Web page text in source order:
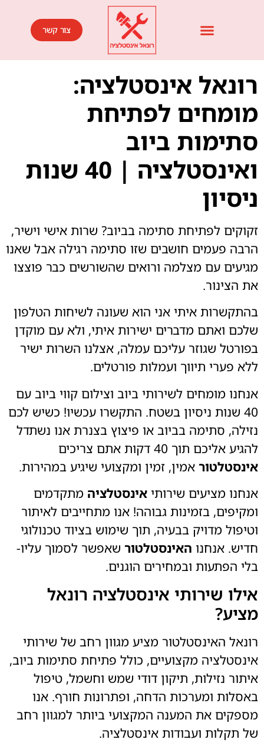
צור קשר
רונאל אינסטלציה:
מומחים לפתיחת
סתימות ביוב
ואינסטלציה | 40 שנות
ניסיון
זקוקים לפתיחת סתימה בביוב? שרות אישי וישיר,
הרבה פעמים חושבים שזו סתימה רגילה אבל שאנו
מגיעים עם מצלמה ורואים שהשורשים כבר פוצצו
את הצינור.
בהתקשרות איתי אני הוא שעונה לשיחות הטלפון
שלכם ואתם מדברים ישירות איתי, ולא עם מוקדן
בפורטל שגוזר עליכם עמלה, אצלנו השרות ישיר
ללא פערי תיווך ועמלות פורטלים.
אנחנו מומחים לשירותי ביוב וצילום קווי ביוב עם
40 שנות ניסיון בשטח. התקשרו עכשיו! כשיש לכם
נזילה, סתימה בביוב או פיצוץ בצנרת אנו נשתדל
להגיע אליכם תוך 40 דקות אתם צריכים
אינסטלטור אמין, זמין ומקצועי שיגיע במהירות.
אנחנו מציעים שירותי אינסטלציה מתקדמים
ומקיפים, בזמינות גבוהה! אנו מתחייבים לאיתור
וטיפול מדויק בבעיה, תוך שימוש בציוד טכנולוגי
חדיש. אנחנו האינסטלטור שאפשר לסמוך עליו-
בלי הפתעות ובמחירים הוגנים.
אילו שירותי אינסטלציה רונאל
מציע?
רונאל האינסטלטור מציע מגוון רחב של שירותי
אינסטלציה מקצועיים, כולל פתיחת סתימות ביוב,
איתור נזילות, תיקון דודי שמש וחשמל, טיפול
באסלות ומערכות הדחה, ופתרונות חורף. אנו
מספקים את המענה המקצועי ביותר למגוון רחב
של תקלות ועבודות אינסטלציה.